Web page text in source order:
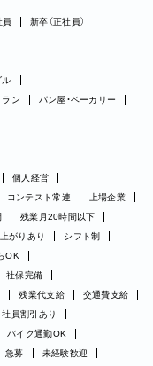
員 新卒（正社員）
ル
ラン
パン屋・ベーカリー
個人経営
コンテスト常連
上場企業
残業月20時間以下
がりあり
シフト制
OK
社保完備
残業代支給
交通費支給
社員割引あり
バイク通勤OK
急募
未経験歓迎